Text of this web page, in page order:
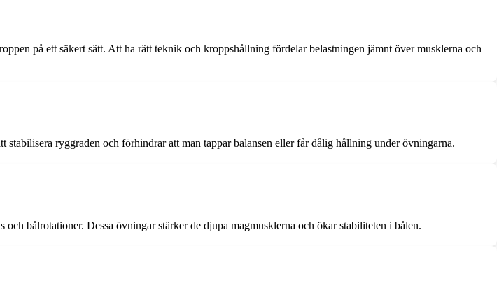
på ett säkert sätt. Att ha rätt teknik och kroppshållning fördelar belastningen jämnt över musklerna och
ryggraden och förhindrar att man tappar balansen eller får dålig hållning under övningarna.
bålrotationer. Dessa övningar stärker de djupa magmusklerna och ökar stabiliteten i bålen.